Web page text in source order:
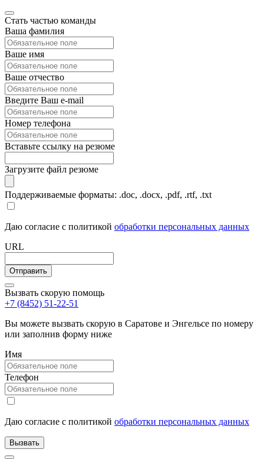
Стать частью команды
Ваша фамилия
Ваше имя
Ваше отчество
Введите Ваш e-mail
Номер телефона
Вставьте ссылку на резюме
Загрузите файл резюме
Поддерживаемые форматы: .doc, .docx, .pdf, .rtf, .txt
Даю согласие с политикой обработки персональных данных
URL
Вызвать скорую помощь
+7 (8452) 51-22-51
Вы можете вызвать скорую в Саратове и Энгельсе по номеру
или заполнив форму ниже
Имя
Телефон
Даю согласие с политикой обработки персональных данных